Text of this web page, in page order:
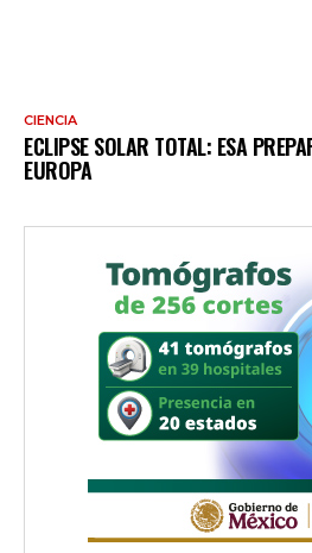
CIENCIA
ECLIPSE SOLAR TOTAL: ESA
EUROPA